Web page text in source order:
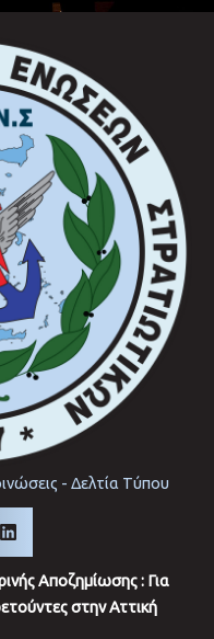
- Δελτία Τύπου
Αποζημίωσης : Για
στην Αττική